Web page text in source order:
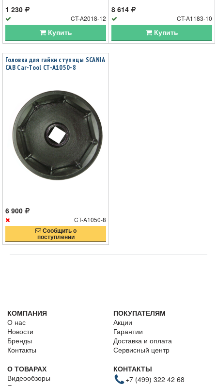
1 230
CT-A2018-12
Купить
8 614
CT-A1183-10
Купить
Головка для гайки ступицы SCANIA
CAB Car-Tool CT-A1050-8
6 900
CT-A1050-8
Сообщить о
поступлении
КОМПАНИЯ
О нас
Новости
Бренды
Контакты
ПОКУПАТЕЛЯМ
Акции
Гарантии
Доставка и оплата
Сервисный центр
О ТОВАРАХ
Видеообзоры
КОНТАКТЫ
+7 (499) 322 42 68